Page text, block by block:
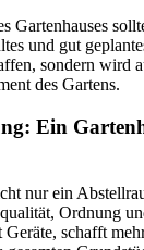
Gartenhauses
und gut
sondern wird
des Gartens.
Ein
nur ein
Ordnung
schafft